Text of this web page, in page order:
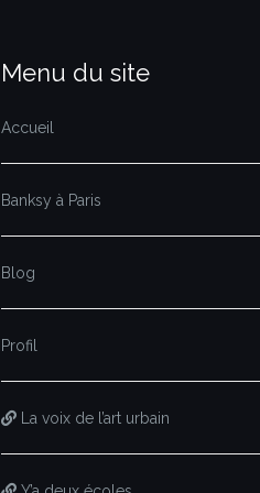
Menu du site
Accueil
Banksy à Paris
Blog
Profil
La voix de l’art urbain